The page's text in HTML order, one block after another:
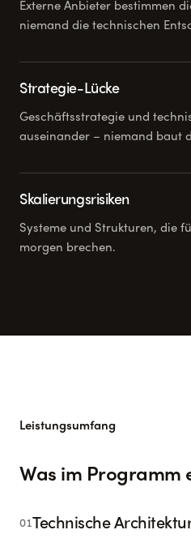
Externe Anbieter bestimmen
niemand die technischen
Strategie-Lücke
Geschäftsstrategie und
auseinander – niemand baut
Skalierungsrisiken
Systeme und Strukturen, die
morgen brechen.
Leistungsumfang
Was im Programm
01 Technische